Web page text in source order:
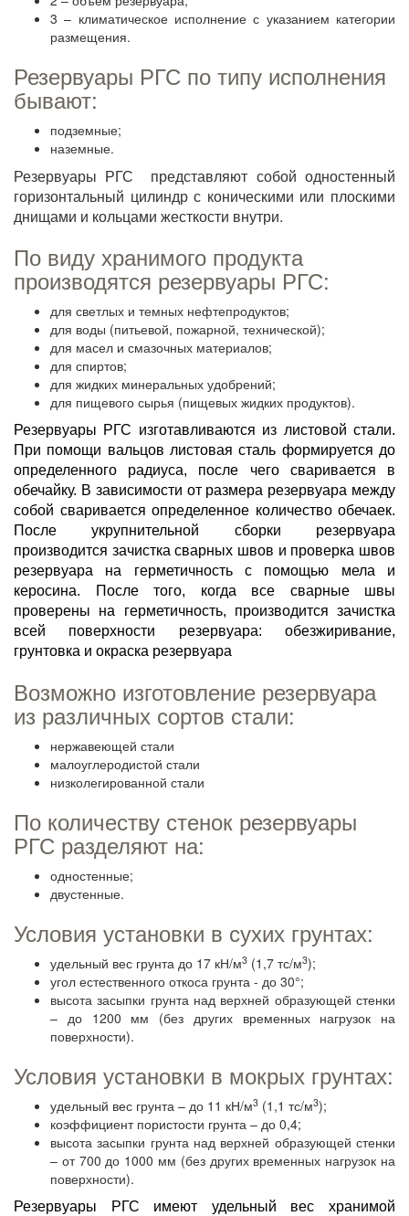
3 – климатическое исполнение с указанием категории
размещения.
Резервуары РГС по типу исполнения
бывают:
подземные;
наземные.
Резервуары РГС представляют собой одностенный
горизонтальный цилиндр с коническими или плоскими
днищами и кольцами жесткости внутри.
По виду хранимого продукта
производятся резервуары РГС:
для светлых и темных нефтепродуктов;
для воды (питьевой, пожарной, технической);
для масел и смазочных материалов;
для спиртов;
для жидких минеральных удобрений;
для пищевого сырья (пищевых жидких продуктов).
Резервуары РГС изготавливаются из листовой стали.
При помощи вальцов листовая сталь формируется до
определенного радиуса, после чего сваривается в
обечайку. В зависимости от размера резервуара между
собой сваривается определенное количество обечаек.
После укрупнительной сборки резервуара
производится зачистка сварных швов и проверка швов
резервуара на герметичность с помощью мела и
керосина. После того, когда все сварные швы
проверены на герметичность, производится зачистка
всей поверхности резервуара: обезжиривание,
грунтовка и окраска резервуара
Возможно изготовление резервуара
из различных сортов стали:
нержавеющей стали
малоуглеродистой стали
низколегированной стали
По количеству стенок резервуары
РГС разделяют на:
одностенные;
двустенные.
Условия установки в сухих грунтах:
удельный вес грунта до 17 кН/м3 (1,7 тс/м3);
угол естественного откоса грунта - до 30°;
высота засыпки грунта над верхней образующей стенки
– до 1200 мм (без других временных нагрузок на
поверхности).
Условия установки в мокрых грунтах:
удельный вес грунта – до 11 кН/м3 (1,1 тс/м3);
коэффициент пористости грунта – до 0,4;
высота засыпки грунта над верхней образующей стенки
– от 700 до 1000 мм (без других временных нагрузок на
поверхности).
Резервуары РГС имеют удельный вес хранимой